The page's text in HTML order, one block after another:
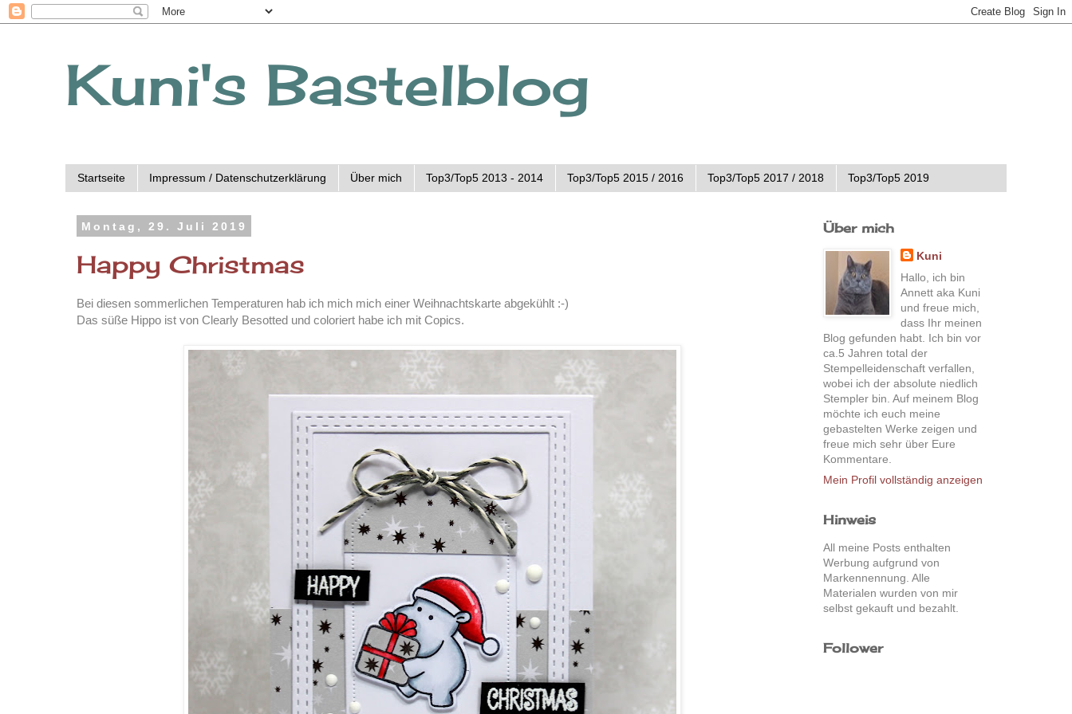
Kuni's Bastelblog
Startseite Impressum / Datenschutzerklärung Über mich Top3/Top5 2013 - 2014 Top3/Top5 2015 / 2016 Top3/Top5 2017 / 2018 Top3/Top5 2019
Montag, 29. Juli 2019
Happy Christmas
Bei diesen sommerlichen Temperaturen hab ich mich mich einer Weihnachtskarte abgekühlt :-)
Das süße Hippo ist von Clearly Besotted und coloriert habe ich mit Copics.
Über mich
Kuni
Hallo, ich bin
Annett aka Kuni
und freue mich,
dass Ihr meinen
Blog gefunden habt. Ich bin vor
ca.5 Jahren total der
Stempelleidenschaft verfallen,
wobei ich der absolute niedlich
Stempler bin. Auf meinem Blog
möchte ich euch meine
gebastelten Werke zeigen und
freue mich sehr über Eure
Kommentare.
Mein Profil vollständig anzeigen
Hinweis
All meine Posts enthalten
Werbung aufgrund von
Markennennung. Alle
Materialen wurden von mir
selbst gekauft und bezahlt.
Follower